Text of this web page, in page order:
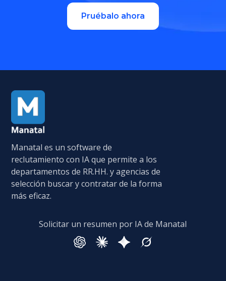
Pruébalo ahora
Manatal es un software de
reclutamiento con IA que permite a los
departamentos de RR.HH. y agencias de
selección buscar y contratar de la forma
más eficaz.
Solicitar un resumen por IA de Manatal